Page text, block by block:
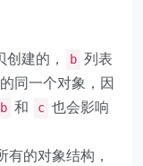
创建的， b 列表
同一个对象，因
b 和 c 也会影响
有的对象结构，